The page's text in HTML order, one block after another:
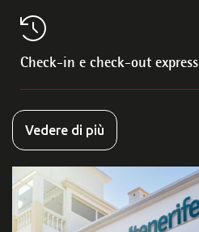
Check-in e check-out express
Vedere di più